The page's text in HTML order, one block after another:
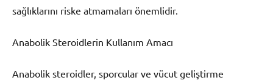
sağlıklarını riske atmamaları önemlidir.
Anabolik Steroidlerin Kullanım Amacı
Anabolik steroidler, sporcular ve vücut geliştirme